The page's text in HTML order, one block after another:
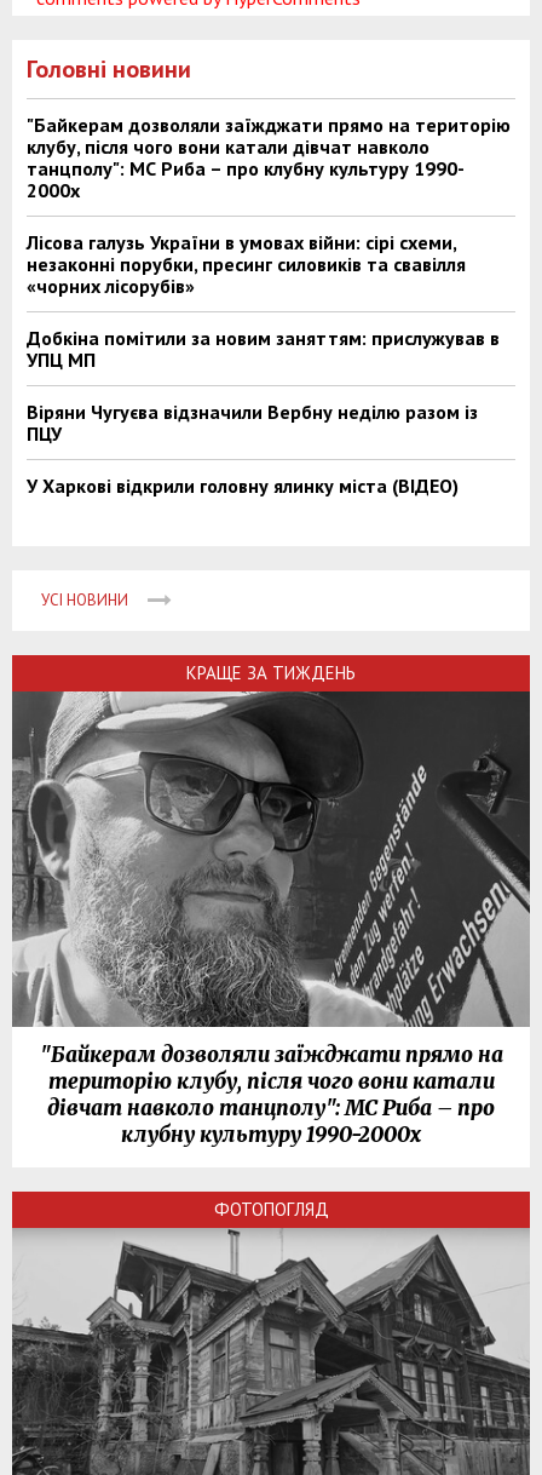
Головні новини
"Байкерам дозволяли заїжджати прямо на територію
клубу, після чого вони катали дівчат навколо
танцполу": МС Риба – про клубну культуру 1990-
2000х
Лісова галузь України в умовах війни: сірі схеми,
незаконні порубки, пресинг силовиків та свавілля
«чорних лісорубів»
Добкіна помітили за новим заняттям: прислужував в
УПЦ МП
Віряни Чугуєва відзначили Вербну неділю разом із
ПЦУ
У Харкові відкрили головну ялинку міста (ВІДЕО)
УСІ НОВИНИ
КРАЩЕ ЗА ТИЖДЕНЬ
"Байкерам дозволяли заїжджати прямо на
територію клубу, після чого вони катали
дівчат навколо танцполу": МС Риба – про
клубну культуру 1990-2000х
ФОТОПОГЛЯД